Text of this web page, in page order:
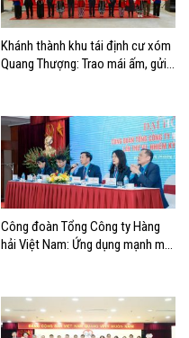
Khánh thành khu tái định cư xóm
Quang Thượng: Trao mái ấm, gửi
Công đoàn Tổng Công ty Hàng
hải Việt Nam: Ứng dụng mạnh mẽ